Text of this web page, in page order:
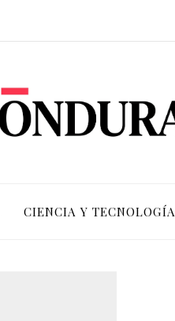
CIENCIA Y TECNOLOGÍA